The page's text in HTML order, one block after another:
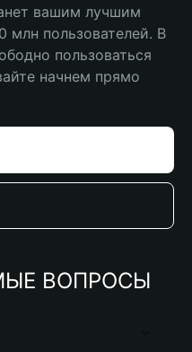
вашим лучшим
пользователей. В
пользоваться
начнем прямо
ВОПРОСЫ